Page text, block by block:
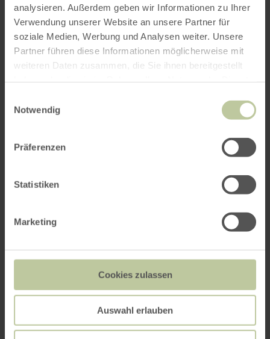
analysieren. Außerdem geben wir Informationen zu Ihrer
Verwendung unserer Website an unsere Partner für
soziale Medien, Werbung und Analysen weiter. Unsere
Partner führen diese Informationen möglicherweise mit
weiteren Daten zusammen, die Sie ihnen bereitgestellt
Notwendig
Präferenzen
Statistiken
Marketing
Cookies zulassen
Auswahl erlauben
Das könnte Sie auch
interessieren
MODE FÜR IHN